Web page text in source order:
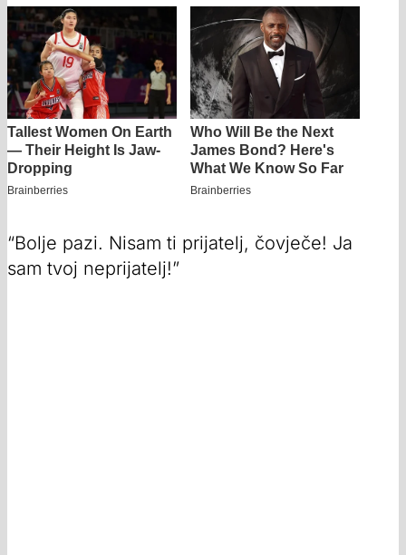
“Bolje pazi. Nisam ti prijatelj, čovječe! Ja
sam tvoj neprijatelj!”